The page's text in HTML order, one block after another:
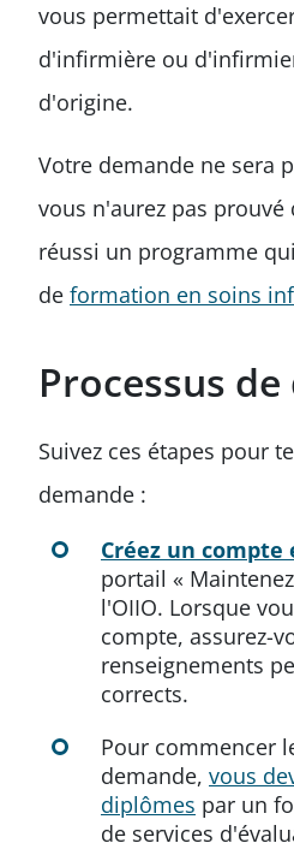
vous permettait
d'infirmière ou
d'origine.
Votre demande ne sera
vous n'aurez pas prouvé
réussi un programme
de formation en soins
Processus
Suivez ces étapes pour
demande :
Créez un compte
portail «
l'OIIO. Lorsque
compte, assurez-
renseignements
corrects.
Pour commencer
demande, vous
diplômes par un
de services